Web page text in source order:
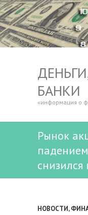
БАНКИ
«информация о
Рынок
снизился
НОВОСТИ,